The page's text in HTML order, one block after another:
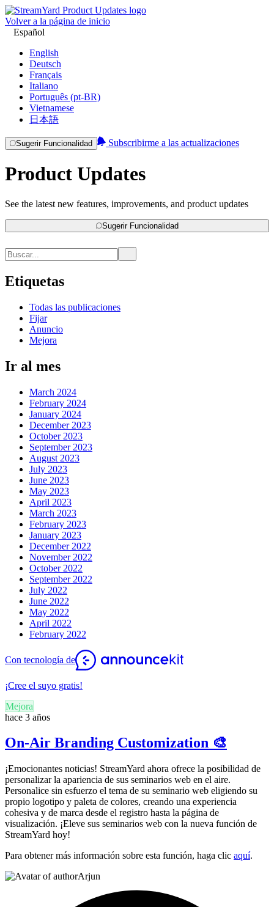
Volver a la página de inicio
Español
English
Deutsch
Français
Italiano
Português (pt-BR)
Vietnamese
日本語
Sugerir Funcionalidad Subscribirme a las actualizaciones
Product Updates
See the latest new features, improvements, and product updates
Sugerir Funcionalidad
Etiquetas
Todas las publicaciones
Fijar
Anuncio
Mejora
Ir al mes
March 2024
February 2024
January 2024
December 2023
October 2023
September 2023
August 2023
July 2023
June 2023
May 2023
April 2023
March 2023
February 2023
January 2023
December 2022
November 2022
October 2022
September 2022
July 2022
June 2022
May 2022
April 2022
February 2022
Con tecnología de
¡Cree el suyo gratis!
Mejora
hace 3 años
On-Air Branding Customization 🎨
¡Emocionantes noticias! StreamYard ahora ofrece la posibilidad de
personalizar la apariencia de sus seminarios web en el aire.
Personalice sin esfuerzo el tema de su seminario web eligiendo su
propio logotipo y paleta de colores, creando una experiencia
cohesiva y de marca desde el registro hasta la página de
visualización. ¡Eleve sus seminarios web con la nueva función de
StreamYard hoy!
Para obtener más información sobre esta función, haga clic aquí.
Arjun